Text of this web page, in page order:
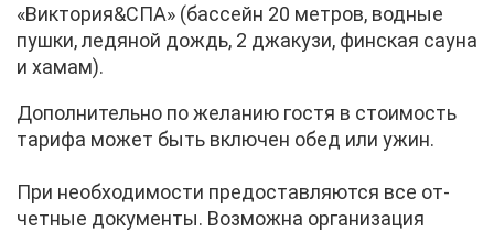
«Вик­то­рия&СПА» (бас­сейн 20 мет­ров, вод­ные
пуш­ки, ле­дя­ной дождь, 2 джа­ку­зи, фин­ская сау­на
и ха­мам).
До­пол­ни­тель­но по же­ла­нию го­стя в сто­и­мость
та­ри­фа мо­жет быть вклю­чен обед или ужин.
При необ­хо­ди­мо­сти предо­став­ля­ют­ся все от­
чет­ные до­ку­мен­ты. Воз­мож­на ор­га­ни­за­ция